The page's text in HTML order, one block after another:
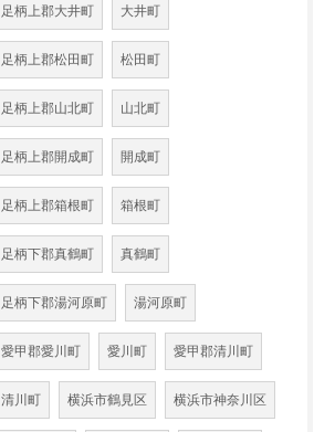
足柄上郡大井町 大井町
足柄上郡松田町 松田町
足柄上郡山北町 山北町
足柄上郡開成町 開成町
足柄上郡箱根町 箱根町
足柄下郡真鶴町 真鶴町
足柄下郡湯河原町 湯河原町
愛甲郡愛川町 愛川町 愛甲郡清川町
清川町 横浜市鶴見区 横浜市神奈川区